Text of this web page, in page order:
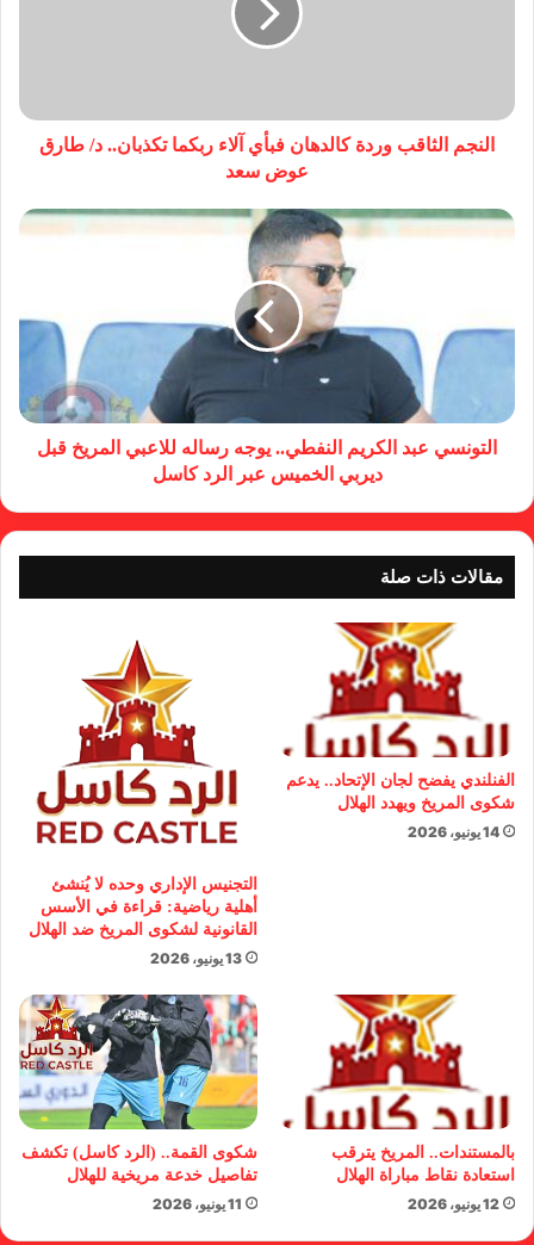
النجم الثاقب وردة كالدهان فبأي آلاء ربكما تكذبان.. د/ طارق
عوض سعد
التونسي عبد الكريم النفطي.. يوجه رساله للاعبي المريخ قبل
ديربي الخميس عبر الرد كاسل
مقالات ذات صلة
الفنلندي يفضح لجان الإتحاد.. يدعم
شكوى المريخ ويهدد الهلال
14 يونيو، 2026
التجنيس الإداري وحده لا يُنشئ
أهلية رياضية: قراءة في الأسس
القانونية لشكوى المريخ ضد الهلال
13 يونيو، 2026
بالمستندات.. المريخ يترقب
استعادة نقاط مباراة الهلال
12 يونيو، 2026
شكوى القمة.. (الرد كاسل) تكشف
تفاصيل خدعة مريخية للهلال
11 يونيو، 2026